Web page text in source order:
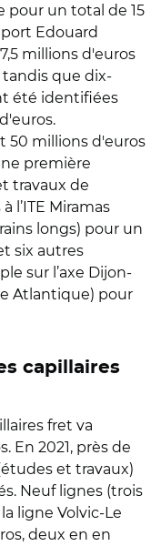
pour un total de 15
Edouard
millions d'euros
tandis que dix-
été identifiées
50 millions d'euros
première
travaux de
l’ITE Miramas
longs) pour un
six autres
sur l’axe Dijon-
Atlantique) pour
capillaires
fret va
En 2021, près de
et travaux)
Neuf lignes (trois
ligne Volvic-Le
deux en en